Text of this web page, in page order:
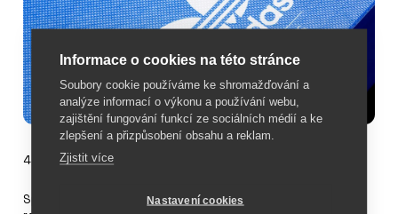
4. dubna 2023
Společnost
ČR s.r.o. prodala v roce 2021 v České
Informace o cookies na této stránce
Soubory cookie používáme ke shromažďování a
analýze informací o výkonu a používání webu,
zajištění fungování funkcí ze sociálních médií a ke
zlepšení a přizpůsobení obsahu a reklam.
Zjistit více
Nastavení cookies